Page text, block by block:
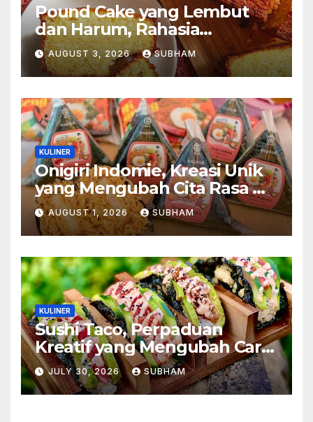
Pound Cake yang Lembut
dan Harum, Rahasia
Kelezatan Kue Klasik yang
Tak Pernah Kehilangan
Pesona
AUGUST 3, 2026 SUBHAM
KULINER
Onigiri Indomie, Kreasi Unik
yang Mengubah Cita Rasa Mi
Favorit Menjadi Sajian
Kekinian
AUGUST 1, 2026 SUBHAM
KULINER
Sushi Taco, Perpaduan
Kreatif yang Mengubah Cara
Menikmati Hidangan Favorit
JULY 30, 2026 SUBHAM